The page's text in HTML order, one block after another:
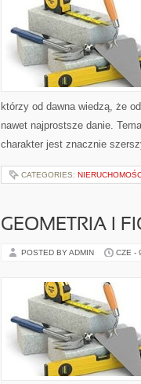
którzy od dawna wiedzą, że
nawet najprostsze danie.
charakter jest znacznie
CATEGORIES:
GEOMETRIA I
POSTED BY ADMIN CZE -